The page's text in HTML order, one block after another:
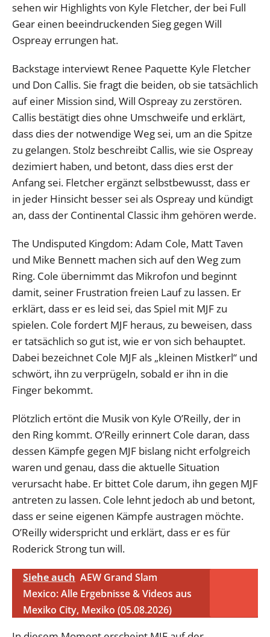
sehen wir Highlights von Kyle Fletcher, der bei Full
Gear einen beeindruckenden Sieg gegen Will
Ospreay errungen hat.
Backstage interviewt Renee Paquette Kyle Fletcher
und Don Callis. Sie fragt die beiden, ob sie tatsächlich
auf einer Mission sind, Will Ospreay zu zerstören.
Callis bestätigt dies ohne Umschweife und erklärt,
dass dies der notwendige Weg sei, um an die Spitze
zu gelangen. Stolz beschreibt Callis, wie sie Ospreay
dezimiert haben, und betont, dass dies erst der
Anfang sei. Fletcher ergänzt selbstbewusst, dass er
in jeder Hinsicht besser sei als Ospreay und kündigt
an, dass der Continental Classic ihm gehören werde.
The Undisputed Kingdom: Adam Cole, Matt Taven
und Mike Bennett machen sich auf den Weg zum
Ring. Cole übernimmt das Mikrofon und beginnt
damit, seiner Frustration freien Lauf zu lassen. Er
erklärt, dass er es leid sei, das Spiel mit MJF zu
spielen. Cole fordert MJF heraus, zu beweisen, dass
er tatsächlich so gut ist, wie er von sich behauptet.
Dabei bezeichnet Cole MJF als „kleinen Mistkerl“ und
schwört, ihn zu verprügeln, sobald er ihn in die
Finger bekommt.
Plötzlich ertönt die Musik von Kyle O’Reilly, der in
den Ring kommt. O’Reilly erinnert Cole daran, dass
dessen Kämpfe gegen MJF bislang nicht erfolgreich
waren und genau, dass die aktuelle Situation
verursacht habe. Er bittet Cole darum, ihn gegen MJF
antreten zu lassen. Cole lehnt jedoch ab und betont,
dass er seine eigenen Kämpfe austragen möchte.
O’Reilly widerspricht und erklärt, dass er es für
Roderick Strong tun will.
Siehe auch AEW Grand Slam
Mexico: Alle Ergebnisse & Videos aus
Mexiko City, Mexiko (05.08.2026)